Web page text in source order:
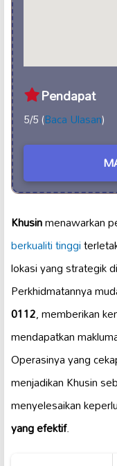
Pendapat
5/5 (Baca Ulasan)
Khusinmenawarkan
berkualiti tinggi
lokasi yang strategik
Perkhidmatannya
0112, memberikan
mendapatkan
Operasinya yang
menjadikan Khusin
menyelesaikan
yang efektif.